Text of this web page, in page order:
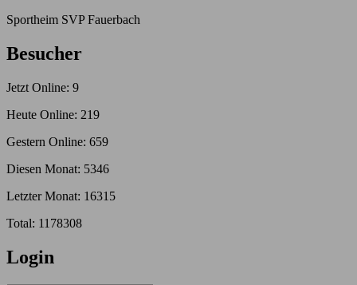
Sportheim SVP Fauerbach
Besucher
Jetzt Online: 9
Heute Online: 219
Gestern Online: 659
Diesen Monat: 5346
Letzter Monat: 16315
Total: 1178308
Login